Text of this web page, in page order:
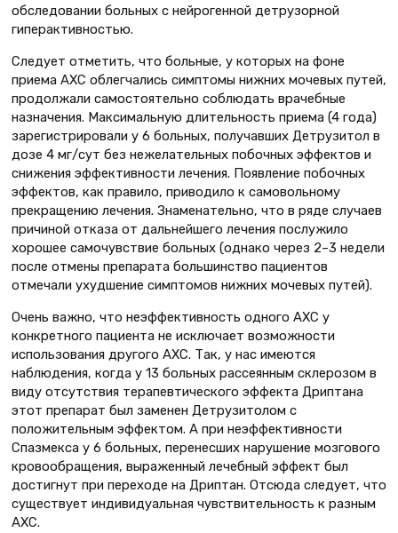
обследовании больных с нейрогенной детрузорной
гиперактивностью.
Следует отметить, что больные, у которых на фоне
приема АХС облегчались симптомы нижних мочевых путей,
продолжали самостоятельно соблюдать врачебные
назначения. Максимальную длительность приема (4 года)
зарегистрировали у 6 больных, получавших Детрузитол в
дозе 4 мг/сут без нежелательных побочных эффектов и
снижения эффективности лечения. Появление побочных
эффектов, как правило, приводило к самовольному
прекращению лечения. Знаменательно, что в ряде случаев
причиной отказа от дальнейшего лечения послужило
хорошее самочувствие больных (однако через 2–3 недели
после отмены препарата большинство пациентов
отмечали ухудшение симптомов нижних мочевых путей).
Очень важно, что неэффективность одного АХС у
конкретного пациента не исключает возможности
использования другого АХС. Так, у нас имеются
наблюдения, когда у 13 больных рассеянным склерозом в
виду отсутствия терапевтического эффекта Дриптана
этот препарат был заменен Детрузитолом с
положительным эффектом. А при неэффективности
Спазмекса у 6 больных, перенесших нарушение мозгового
кровообращения, выраженный лечебный эффект был
достигнут при переходе на Дриптан. Отсюда следует, что
существует индивидуальная чувствительность к разным
АХС.